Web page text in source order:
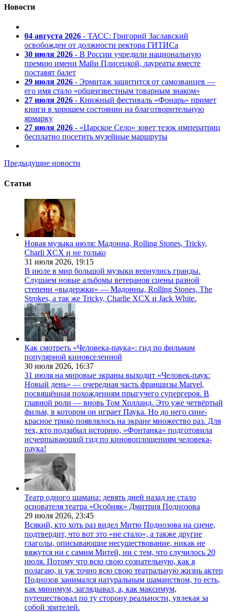
Новости
04 августа 2026 - ТАСС: Григорий Заславский
освобожден от должности ректора ГИТИСа
30 июля 2026 - В России учредили национальную
премию имени Майи Плисецкой, лауреаты вместе
поставят балет
29 июля 2026 - Эрмитаж защитится от самозванцев —
его имя стало «общеизвестным товарным знаком»
27 июля 2026 - Книжный фестиваль «Фонарь» примет
книги в хорошем состоянии на благотворительную
ярмарку
27 июля 2026 - «Царское Село» зовет тезок императриц
бесплатно посетить музейные маршруты
Предыдущие новости
Статьи
Новая музыка июля: Мадонна, Rolling Stones, Tricky,
Charli XCX и не только
31 июля 2026, 19:15
В июле в мир большой музыки вернулись гранды.
Слушаем новые альбомы ветеранов сцены разной
степени «выдержки» — Мадонны, Rolling Stones, The
Strokes, а так же Tricky, Charlie XCX и Jack White.
Как смотреть «Человека-паука»: гид по фильмам
популярной киновселенной
30 июля 2026, 16:37
31 июля на мировые экраны выходит «Человек-паук:
Новый день» — очередная часть франшизы Marvel,
посвящённая похождениям прыгучего супергероя. В
главной роли — вновь Том Холланд. Это уже четвёртый
фильм, в котором он играет Паука. Но до него сине-
красное трико появлялось на экране множество раз. Для
тех, кто подзабыл историю, «Фонтанка» подготовила
исчерпывающий гид по киновоплощениям человека-
паука!
Театр одного шамана: девять дней назад не стало
основателя театра «Особняк» Дмитрия Поднозова
29 июля 2026, 23:45
Всякий, кто хоть раз видел Митю Поднозова на сцене,
подтвердит, что вот это «не стало», а также другие
глаголы, описывающие несуществование, никак не
вяжутся ни с самим Митей, ни с тем, что случилось 20
июля. Потому что всю свою сознательную, как я
полагаю, и уж точно всю свою театральную жизнь актер
Поднозов занимался натуральным шаманством, то есть,
как минимум, заглядывал, а, как максимум,
путешествовал по ту сторону реальности, увлекая за
собой зрителей.